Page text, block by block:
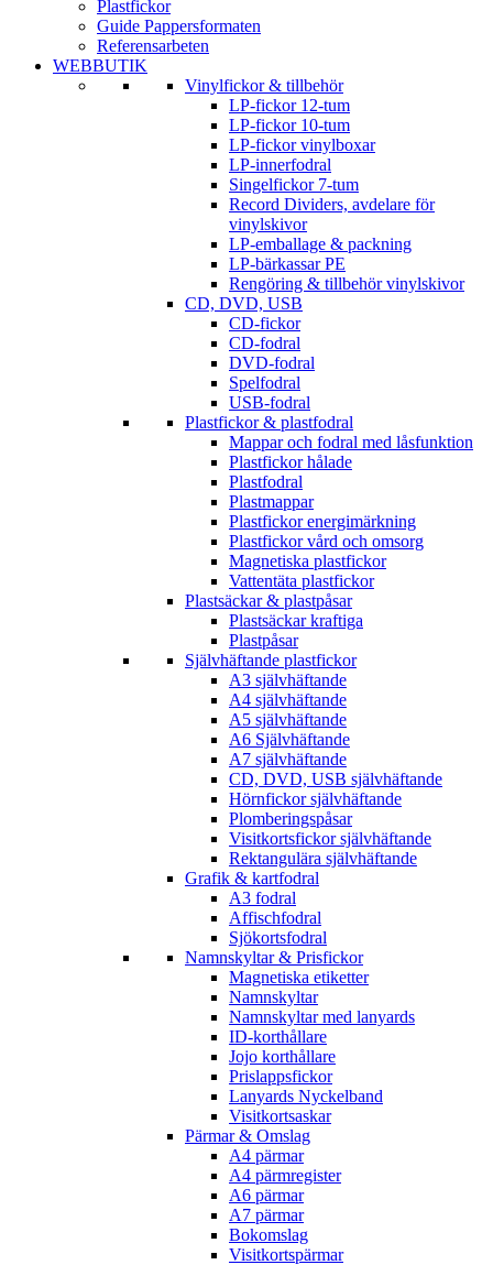
Plastfickor
Guide Pappersformaten
Referensarbeten
WEBBUTIK
Vinylfickor & tillbehör
LP-fickor 12-tum
LP-fickor 10-tum
LP-fickor vinylboxar
LP-innerfodral
Singelfickor 7-tum
Record Dividers, avdelare för
vinylskivor
LP-emballage & packning
LP-bärkassar PE
Rengöring & tillbehör vinylskivor
CD, DVD, USB
CD-fickor
CD-fodral
DVD-fodral
Spelfodral
USB-fodral
Plastfickor & plastfodral
Mappar och fodral med låsfunktion
Plastfickor hålade
Plastfodral
Plastmappar
Plastfickor energimärkning
Plastfickor vård och omsorg
Magnetiska plastfickor
Vattentäta plastfickor
Plastsäckar & plastpåsar
Plastsäckar kraftiga
Plastpåsar
Självhäftande plastfickor
A3 självhäftande
A4 självhäftande
A5 självhäftande
A6 Självhäftande
A7 självhäftande
CD, DVD, USB självhäftande
Hörnfickor självhäftande
Plomberingspåsar
Visitkortsfickor självhäftande
Rektangulära självhäftande
Grafik & kartfodral
A3 fodral
Affischfodral
Sjökortsfodral
Namnskyltar & Prisfickor
Magnetiska etiketter
Namnskyltar
Namnskyltar med lanyards
ID-korthållare
Jojo korthållare
Prislappsfickor
Lanyards Nyckelband
Visitkortsaskar
Pärmar & Omslag
A4 pärmar
A4 pärmregister
A6 pärmar
A7 pärmar
Bokomslag
Visitkortspärmar